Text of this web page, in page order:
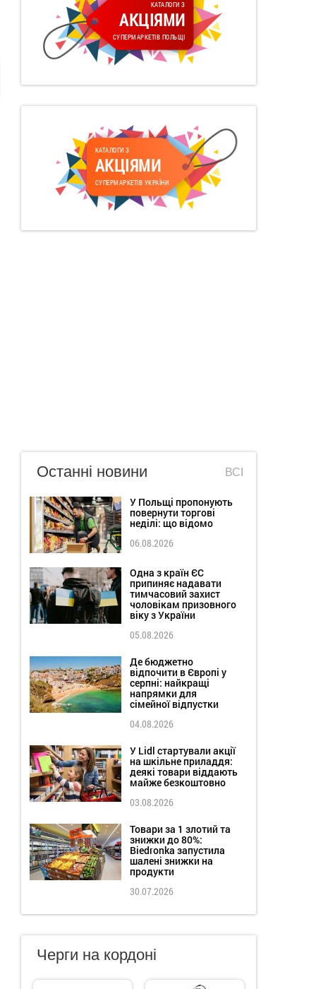
КАТАЛОГИ З
АКЦІЯМИ
СУПЕРМАРКЕТІВ ПОЛЬЩІ
КАТАЛОГИ З
АКЦІЯМИ
СУПЕРМАРКЕТІВ УКРАЇНИ
Останні новини ВСІ
У Польщі пропонують
повернути торгові
неділі: що відомо
06.08.2026
Одна з країн ЄС
припиняє надавати
тимчасовий захист
чоловікам призовного
віку з України
05.08.2026
Де бюджетно
відпочити в Європі у
серпні: найкращі
напрямки для
сімейної відпустки
04.08.2026
У Lidl стартували акції
на шкільне приладдя:
деякі товари віддають
майже безкоштовно
03.08.2026
Товари за 1 злотий та
знижки до 80%:
Biedronka запустила
шалені знижки на
продукти
30.07.2026
Черги на кордоні